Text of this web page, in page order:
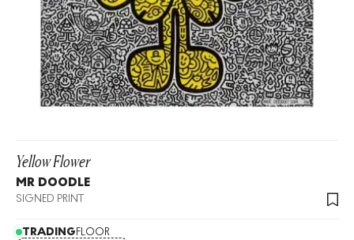
Yellow Flower
MR DOODLE
SIGNED PRINT
TRADINGFLOOR